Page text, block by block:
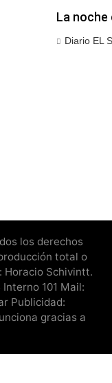
La noche
Diario EL
los derechos
total o
Horacio Schivintt.
101 Mail:
Publicidad:
gracias a